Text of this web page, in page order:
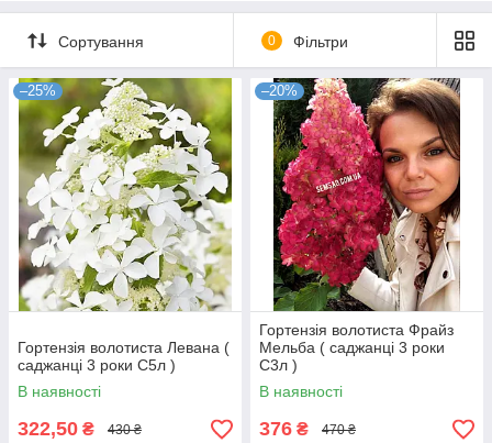
Сортування 0 Фільтри
–25%
Гортензія волотиста Левана (
саджанці 3 роки С5л )
В наявності
322,50 ₴ 430 ₴
–20%
Гортензія волотиста Фрайз
Мельба ( саджанці 3 роки
С3л )
В наявності
376 ₴ 470 ₴